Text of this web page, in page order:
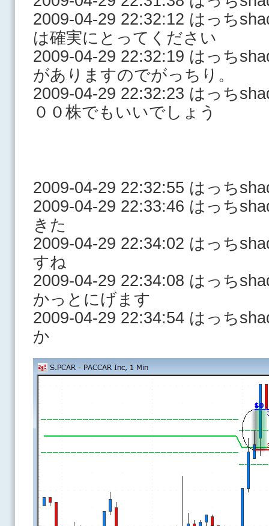
2009-04-29 22:32:12 はっち
は確実にとってください
2009-04-29 22:32:19 はっち
がありますのでがっちり。
2009-04-29 22:32:23 はっち
００株でもいいでしょう
2009-04-29 22:32:55 はっち
2009-04-29 22:33:46 はっち
きた
2009-04-29 22:34:02 はっち
すね
2009-04-29 22:34:08 はっち
かっとにげます
2009-04-29 22:34:54 はっち
か